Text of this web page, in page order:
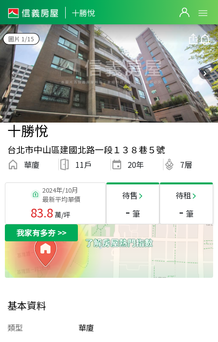
十勝悅
圖片 1/15
十勝悅
台北市中山區建國北路一段１３８巷５號
華廈 11戶 20年 7層
2024年/10月
最新平均單價
83.8萬/坪
待售
- 筆
待租
- 筆
我家有多夯>>
基本資料
類型
華廈